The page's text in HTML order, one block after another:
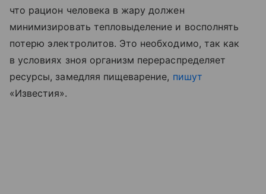
что рацион человека в жару должен
минимизировать тепловыделение и восполнять
потерю электролитов. Это необходимо, так как
в условиях зноя организм перераспределяет
ресурсы, замедляя пищеварение, пишут
«Известия».